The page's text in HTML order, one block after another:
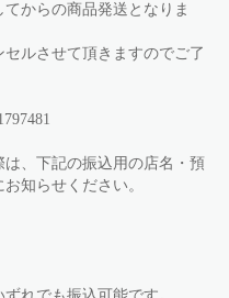
からの商品発送となりま
セルさせて頂きますのでご了
、下記の振込用の店名・預
知らせください。